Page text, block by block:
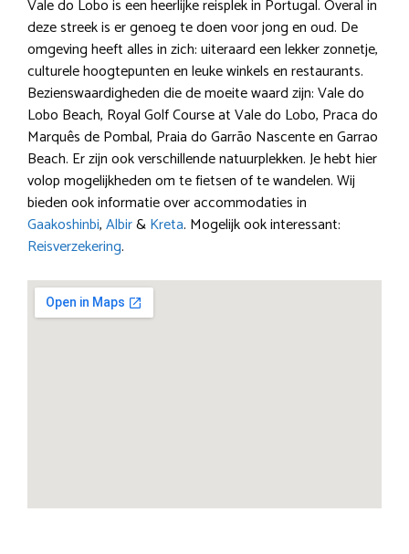
Vale do Lobo is een heerlijke reisplek in Portugal. Overal in
deze streek is er genoeg te doen voor jong en oud. De
omgeving heeft alles in zich: uiteraard een lekker zonnetje,
culturele hoogtepunten en leuke winkels en restaurants.
Bezienswaardigheden die de moeite waard zijn: Vale do
Lobo Beach, Royal Golf Course at Vale do Lobo, Praca do
Marquês de Pombal, Praia do Garrão Nascente en Garrao
Beach. Er zijn ook verschillende natuurplekken. Je hebt hier
volop mogelijkheden om te fietsen of te wandelen. Wij
bieden ook informatie over accommodaties in
Gaakoshinbi,Albir&Kreta. Mogelijk ook interessant:
Reisverzekering.